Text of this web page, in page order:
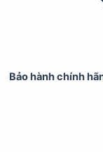
Bảo hành chính